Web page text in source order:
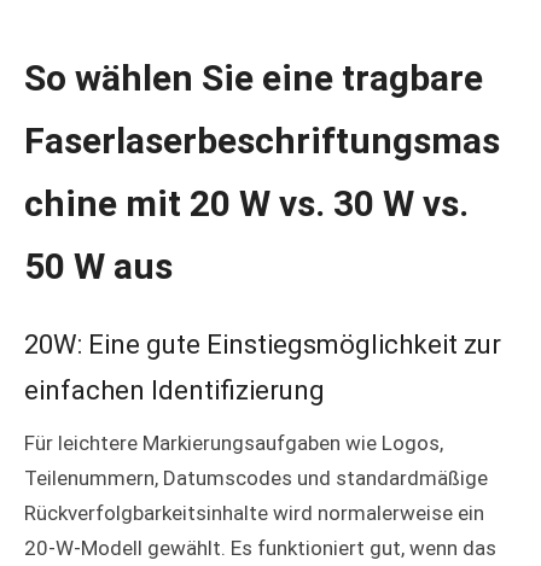
So wählen Sie eine tragbare
Faserlaserbeschriftungsmas
chine mit 20 W vs. 30 W vs.
50 W aus
20W: Eine gute Einstiegsmöglichkeit zur
einfachen Identifizierung
Für leichtere Markierungsaufgaben wie Logos,
Teilenummern, Datumscodes und standardmäßige
Rückverfolgbarkeitsinhalte wird normalerweise ein
20-W-Modell gewählt. Es funktioniert gut, wenn das